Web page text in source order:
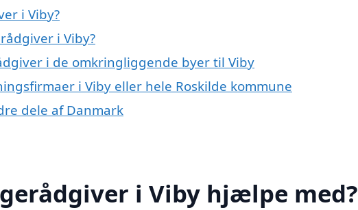
i Viby?
i Viby?
i de omkringliggende byer til Viby
i Viby eller hele Roskilde kommune
dele af Danmark
i Viby hjælpe med?